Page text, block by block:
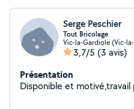
Serge Peschier
Tout Bricolage
Vic-la-Gardiole (Vic-
3,7/5 (3 avis)
Présentation
Disponible et